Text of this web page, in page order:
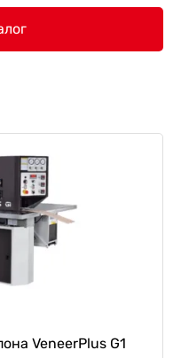
VeneerPlus G1